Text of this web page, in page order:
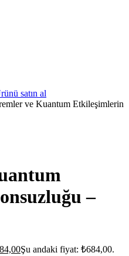
satın al
ve Kuantum Etkileşimlerin
–
Şu andaki fiyat: ₺684,00.